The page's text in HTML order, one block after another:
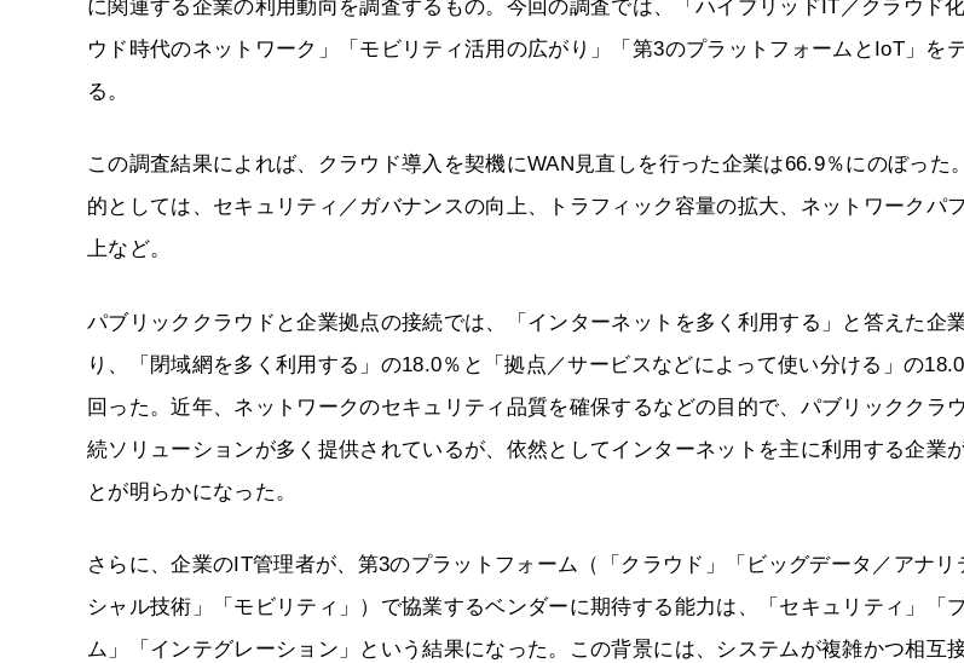
に関連する企業の利用動向を調査するもの。今回の調査では、「ハイブリッドIT／クラウド
ウド時代のネットワーク」「モビリティ活用の広がり」「第3のプラットフォームとIoT」を
る。
この調査結果によれば、クラウド導入を契機にWAN見直しを行った企業は66.9％にのぼった
的としては、セキュリティ／ガバナンスの向上、トラフィック容量の拡大、ネットワークパ
上など。
パブリッククラウドと企業拠点の接続では、「インターネットを多く利用する」と答えた企
り、「閉域網を多く利用する」の18.0％と「拠点／サービスなどによって使い分ける」の
回った。近年、ネットワークのセキュリティ品質を確保するなどの目的で、パブリッククラ
続ソリューションが多く提供されているが、依然としてインターネットを主に利用する企業
とが明らかになった。
さらに、企業のIT管理者が、第3のプラットフォーム（「クラウド」「ビッグデータ／アナリ
シャル技術」「モビリティ」）で協業するベンダーに期待する能力は、「セキュリティ」「
ム」「インテグレーション」という結果になった。この背景には、システムが複雑かつ相互